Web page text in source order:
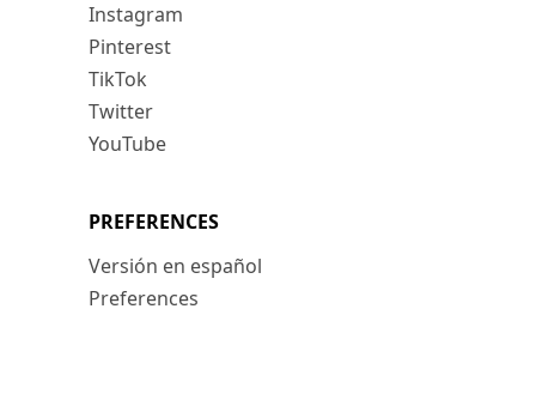
Instagram
Pinterest
TikTok
Twitter
YouTube
PREFERENCES
Versión en español
Preferences